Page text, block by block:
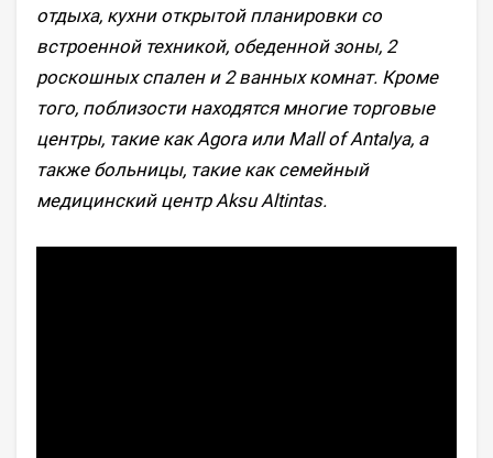
отдыха, кухни открытой планировки со
встроенной техникой, обеденной зоны, 2
роскошных спален и 2 ванных комнат. Кроме
того, поблизости находятся многие торговые
центры, такие как Agora или Mall of Antalya, а
также больницы, такие как семейный
медицинский центр Aksu Altintas.